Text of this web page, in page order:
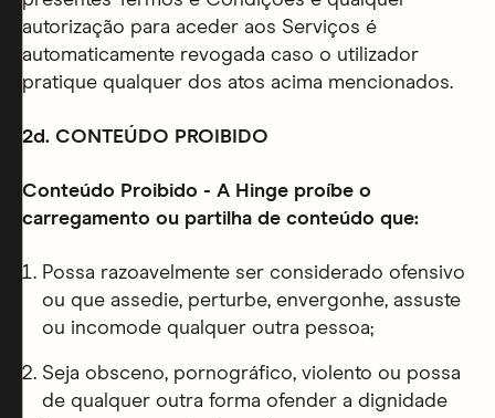
autorização para aceder aos Serviços é
automaticamente revogada caso o utilizador
pratique qualquer dos atos acima mencionados.
2d. CONTEÚDO PROIBIDO
Conteúdo Proibido - A Hinge proíbe o
carregamento ou partilha de conteúdo que:
Possa razoavelmente ser considerado ofensivo
ou que assedie, perturbe, envergonhe, assuste
ou incomode qualquer outra pessoa;
Seja obsceno, pornográfico, violento ou possa
de qualquer outra forma ofender a dignidade